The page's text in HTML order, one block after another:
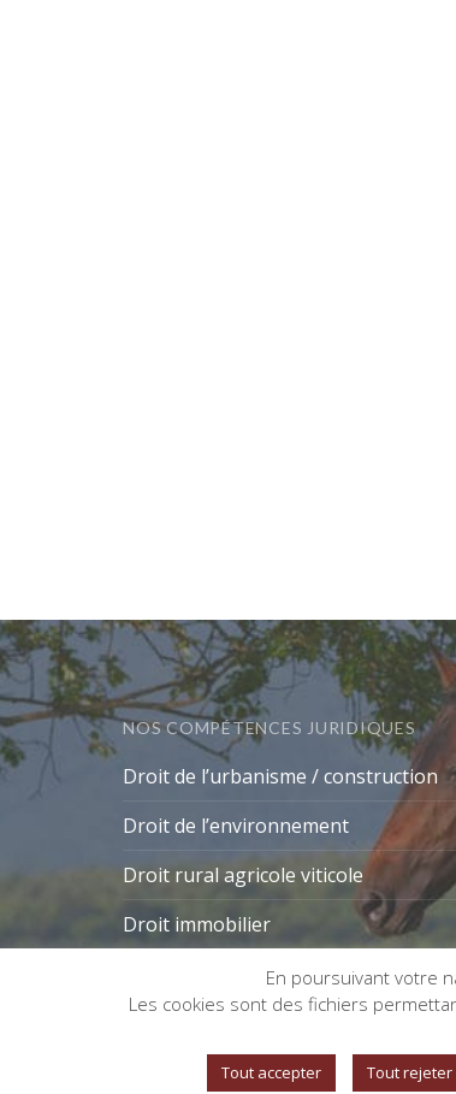
NOS COMPÉTENCES JURIDIQUES
Droit de l’urbanisme / construction
Droit de l’environnement
Droit rural agricole viticole
Droit immobilier
Gestion des cookies
En poursuivant votre
Les cookies sont des fichiers
Tout accepter Tout rejeter